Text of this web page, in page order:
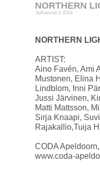
NORTHERN
Julkaistu9.2.2019
NORTHERN
ARTIST:
Aino Favén, Ami
Mustonen, Elina
Lindblom, Inni
Jussi Järvinen,
Matti Mattsson,
Sirja Knaapi,
Rajakallio,Tuija
CODA
www.coda-